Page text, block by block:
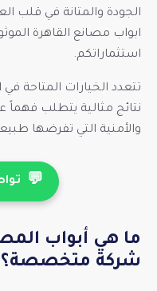
الجودة والمتانة في قلب
ابواب مصانع القاهرة
استثماراتكم.
تتعدد الخيارات المتاحة
نتائج مثالية يتطلب فهماً
والأمنية التي تفرضها
💬
ما هي أبواب
شركة متخصصة؟